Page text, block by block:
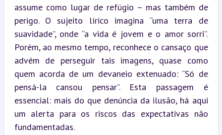
assume como lugar de refúgio – mas também de
perigo. O sujeito lírico imagina “uma terra de
suavidade”, onde “a vida é jovem e o amor sorri”.
Porém, ao mesmo tempo, reconhece o cansaço que
advém de perseguir tais imagens, quase como
quem acorda de um devaneio extenuado: “Só de
pensá-la cansou pensar”. Esta passagem é
essencial: mais do que denúncia da ilusão, há aqui
um alerta para os riscos das expectativas não
fundamentadas.